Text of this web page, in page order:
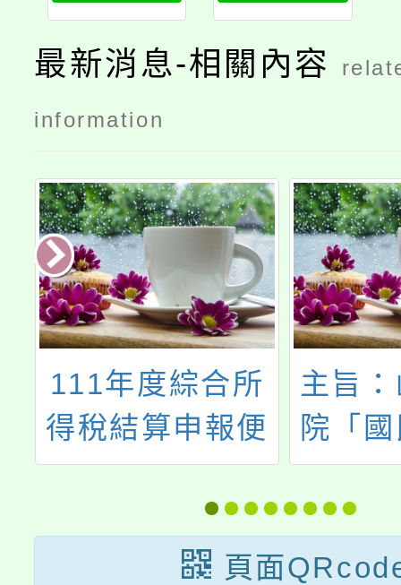
最新消息-相關內容
information
111年度綜合所
得稅結算申報便
民服務措施文宣-
報稅密技大公開
主旨
院「
任、
程序
播放
頁面